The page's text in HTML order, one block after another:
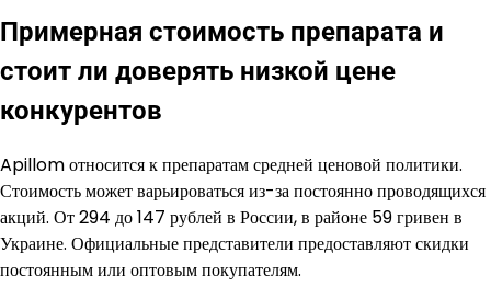
Примерная стоимость препарата и
стоит ли доверять низкой цене
конкурентов
Apillom относится к препаратам средней ценовой политики.
Стоимость может варьироваться из-за постоянно проводящихся
акций. От 294 до 147 рублей в России, в районе 59 гривен в
Украине. Официальные представители предоставляют скидки
постоянным или оптовым покупателям.